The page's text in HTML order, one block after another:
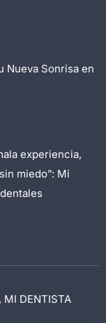
Nueva Sonrisa en
experiencia,
miedo”: Mi
DENTISTA